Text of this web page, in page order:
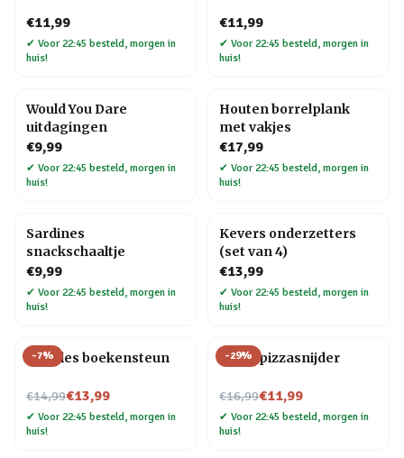
€11,99
✔ Voor 22:45 besteld, morgen in
huis!
€11,99
✔ Voor 22:45 besteld, morgen in
huis!
Would You Dare
uitdagingen
€9,99
✔ Voor 22:45 besteld, morgen in
huis!
Houten borrelplank
met vakjes
€17,99
✔ Voor 22:45 besteld, morgen in
huis!
Sardines
snackschaaltje
€9,99
✔ Voor 22:45 besteld, morgen in
huis!
Kevers onderzetters
(set van 4)
€13,99
✔ Voor 22:45 besteld, morgen in
huis!
-7%
Noodles boekensteun
€14,99
Nu voor€13,99
✔ Voor 22:45 besteld, morgen in
huis!
-29%
Elpee pizzasnijder
€16,99
Nu voor€11,99
✔ Voor 22:45 besteld, morgen in
huis!